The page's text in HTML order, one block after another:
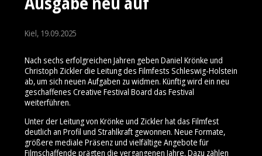
Kiel, 19.09.2025
Nach sechs erfolgreichen Jahren geben Daniel Krönke und
Christoph Zickler die Leitung des Filmfests Schleswig-Holstein
ab, um sich neuen Aufgaben zu widmen. Künftig wird ein neu
geschaffenes Creative Festival Board das Festival
weiterführen.
Unter der Leitung von Krönke und Zickler hat das Filmfest
deutlich an Profil und Strahlkraft gewonnen. Neue Formate,
größere mediale Präsenz und vielfältige Angebote für
Filmschaffende prägten die vergangenen Jahre. Dazu zählen